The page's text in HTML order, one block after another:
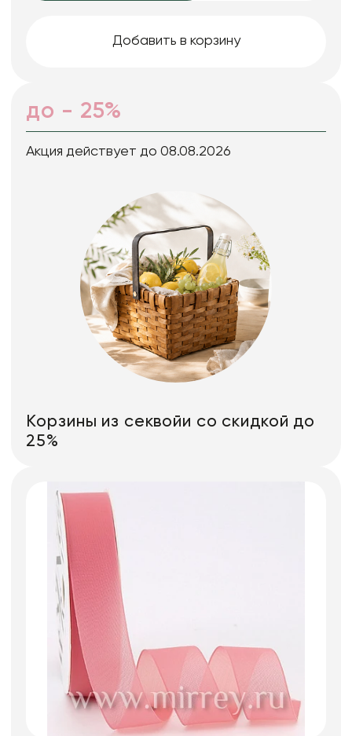
Добавить в корзину
до - 25%
Акция действует до 08.08.2026
Корзины из секвойи со скидкой до
25%